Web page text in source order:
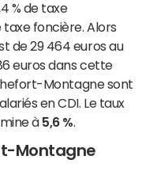
% de taxe
taxe foncière. Alors
de 29 464 euros au
euros dans cette
Montagne sont
en CDI. Le taux
à 5,6 %
Montagne